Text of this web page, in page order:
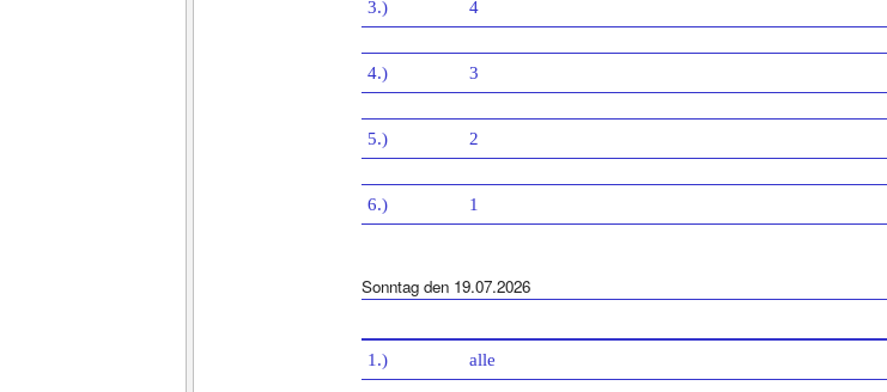
3.) 4
4.) 3
5.) 2
6.) 1
Sonntag den 19.07.2026
1.) alle